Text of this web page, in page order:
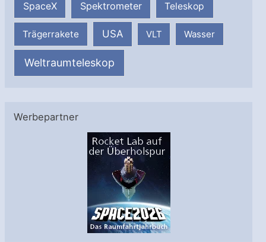
SpaceX Spektrometer Teleskop
Trägerrakete USA VLT Wasser
Weltraumteleskop
Werbepartner